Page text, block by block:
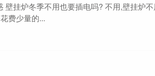
壁挂炉冬季不用也要插电吗? 不用,壁挂炉
费少量的...